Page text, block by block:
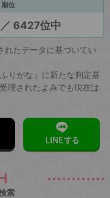
順位
6427位中
れたデータに基づいてい
りがな」に新たな判定基
理されたよみでも現在は
LINEする
索